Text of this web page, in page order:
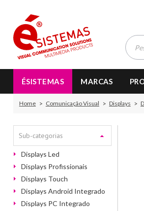
ÉSISTEMAS MARCAS
Home Comunicação Visual Displays
Sub-categorias
Displays Led
Displays Profissionais
Displays Touch
Displays Android Integrado
Displays PC Integrado